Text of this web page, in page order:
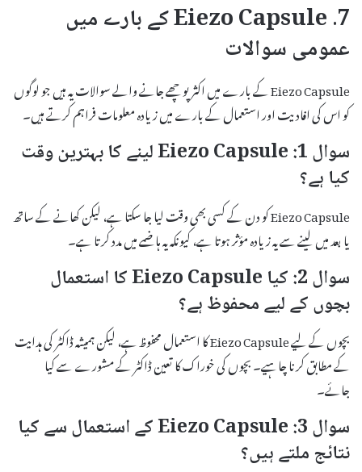
7. Eiezo Capsule کے بارے میں
عمومی سوالات
Eiezo Capsule کے بارے میں اکثر پوچھے جانے والے سوالات یہ ہیں جو لوگوں
کو اس کی افادیت اور استعمال کے بارے میں زیادہ معلومات فراہم کرتے ہیں۔
سوال 1: Eiezo Capsule لینے کا بہترین وقت
کیا ہے؟
Eiezo Capsule کو دن کے کسی بھی وقت لیا جا سکتا ہے، لیکن کھانے کے ساتھ
یا بعد میں لینے سے یہ زیادہ مؤثر ہوتا ہے، کیونکہ یہ ہاضمے میں مدد کرتا ہے۔
سوال 2: کیا Eiezo Capsule کا استعمال
بچوں کے لیے محفوظ ہے؟
بچوں کے لیے Eiezo Capsule کا استعمال محفوظ ہے، لیکن ہمیشہ ڈاکٹر کی ہدایت
کے مطابق کرنا چاہیے۔ بچوں کی خوراک کا تعین ڈاکٹر کے مشورے سے کیا
جائے۔
سوال 3: Eiezo Capsule کے استعمال سے کیا
نتائج ملتے ہیں؟